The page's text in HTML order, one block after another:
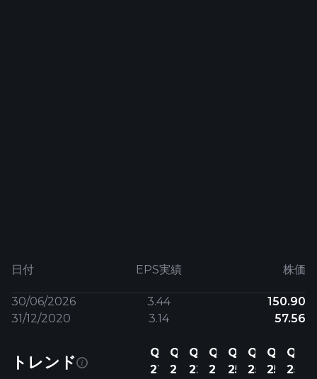
日付 EPS実績 株価
30/06/2026 3.44
150.90
31/12/2020
3.14 57.56
トレンド
Q3
21
Q4
21
Q4
22
Q4
24
Q1
25
Q2
25
Q3
25
Q4
25